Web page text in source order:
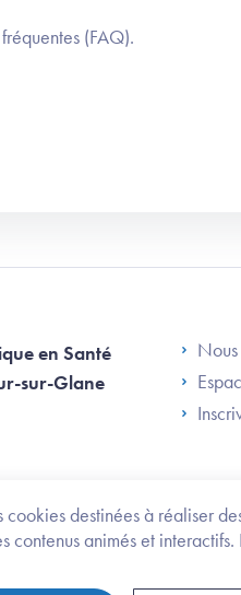
destinées à réaliser
animés et
(FAQ).
en Santé
sur-Glane